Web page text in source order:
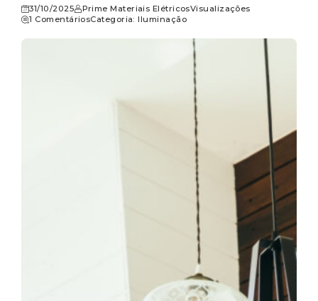
31/10/2025 Prime Materiais ElétricosVisualizações
1 ComentáriosCategoria:Iluminação